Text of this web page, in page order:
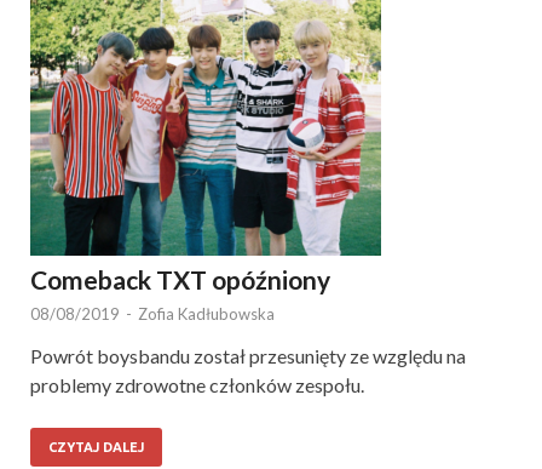
Comeback TXT opóźniony
08/08/2019 - Zofia Kadłubowska
Powrót boysbandu został przesunięty ze względu na
problemy zdrowotne członków zespołu.
CZYTAJ DALEJ